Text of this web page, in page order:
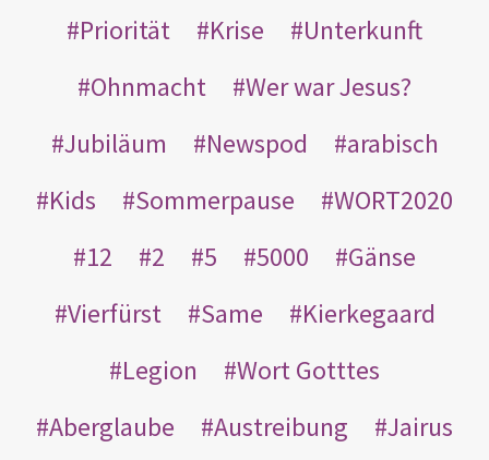
Priorität
Krise
Unterkunft
Ohnmacht
Wer war Jesus?
Jubiläum
Newspod
arabisch
Kids
Sommerpause
WORT2020
12
2 5 5000
Gänse
Vierfürst
Same
Kierkegaard
Legion
Wort Gotttes
Aberglaube
Austreibung
Jairus